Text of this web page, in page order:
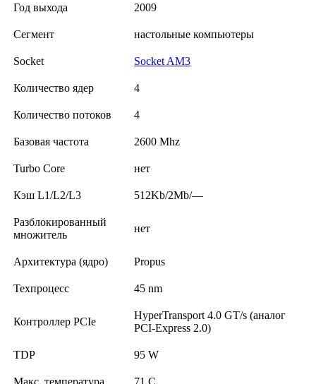
Год выхода 2009
Сегмент настольные компьютеры
Socket Socket AM3
Количество ядер 4
Количество потоков 4
Базовая частота 2600 Mhz
Turbo Core нет
Кэш L1/L2/L3 512Kb/2Mb/—
Разблокированный
множитель
нет
Архитектура (ядро) Propus
Техпроцесс 45 nm
Контроллер PCIe
HyperTransport 4.0 GT/s (аналог
PCI-Express 2.0)
TDP 95 W
Макс. температура 71 C